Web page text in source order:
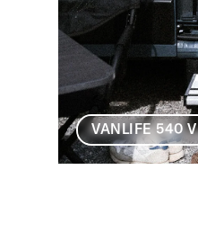
VANLIFE 540 V